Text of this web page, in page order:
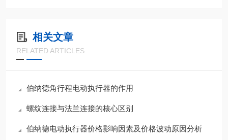
相关文章
RELATED ARTICLES
伯纳德角行程电动执行器的作用
螺纹连接与法兰连接的核心区别
伯纳德电动执行器价格影响因素及价格波动原因分析